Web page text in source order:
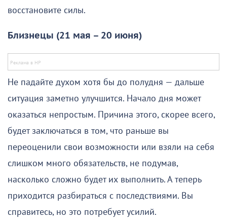
восстановите силы.
Близнецы (21 мая – 20 июня)
Не падайте духом хотя бы до полудня — дальше
ситуация заметно улучшится. Начало дня может
оказаться непростым. Причина этого, скорее всего,
будет заключаться в том, что раньше вы
переоценили свои возможности или взяли на себя
слишком много обязательств, не подумав,
насколько сложно будет их выполнить. А теперь
приходится разбираться с последствиями. Вы
справитесь, но это потребует усилий.